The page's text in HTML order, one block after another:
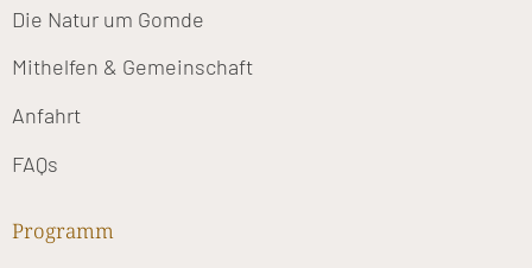
Die Natur um Gomde
Mithelfen & Gemeinschaft
Anfahrt
FAQs
Programm